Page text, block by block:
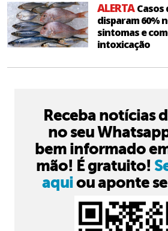
ALERTA
disparam 60%
sintomas e
intoxicação
Receba notícias
no seu
bem informado
mão! É gratuito!
aquiou aponte